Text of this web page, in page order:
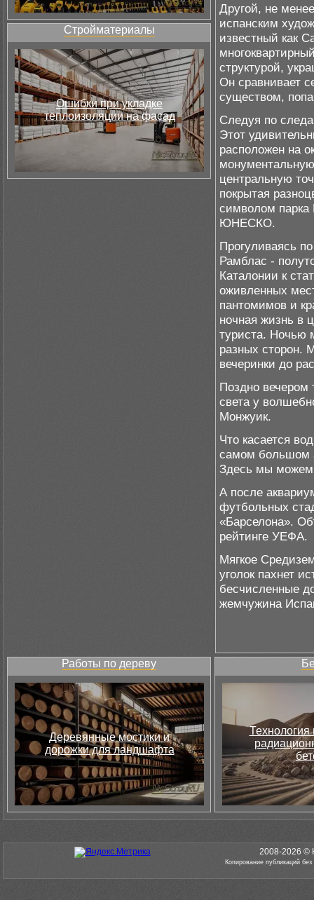
Стройматериалы
Ошибки при укладке
теплоизоляции на фасад
Другой, не
испанским
известный как
структурой,
Он сравнивает
существом,
Следуя по
Этот
расположен на
центральную
покрытая
символом парка
ЮНЕСКО.
Прогуливаясь
Рамблас -
Каталонии к
оживленных
пантомимов и
ночная жизнь в
туриста. Ночью
разных сторон.
вечеринки до
Поздно вечером
света у
Монжуик.
Что касается
самом большом
Здесь мы можем
А после
футбольных
«Барселона».
рейтинге УЕФА.
Мягкое
уголок пахнет
бесчисленные
жемчужина
Работы по дереву
Деревянные мостики и
дорожки для ландшафта
Технология
2008-2026 ©
Копирование публикаций